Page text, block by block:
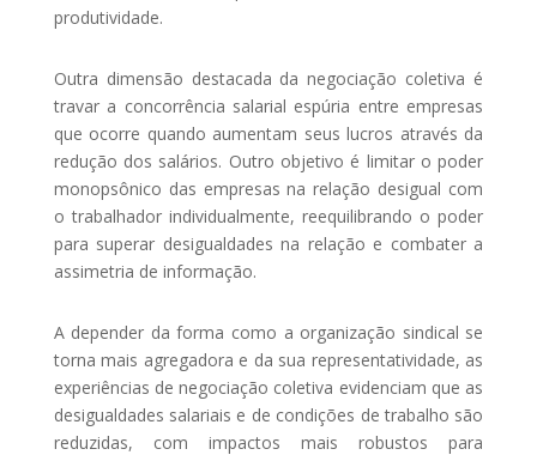
produtividade.
Outra dimensão destacada da negociação coletiva é
travar a concorrência salarial espúria entre empresas
que ocorre quando aumentam seus lucros através da
redução dos salários. Outro objetivo é limitar o poder
monopsônico das empresas na relação desigual com
o trabalhador individualmente, reequilibrando o poder
para superar desigualdades na relação e combater a
assimetria de informação.
A depender da forma como a organização sindical se
torna mais agregadora e da sua representatividade, as
experiências de negociação coletiva evidenciam que as
desigualdades salariais e de condições de trabalho são
reduzidas, com impactos mais robustos para